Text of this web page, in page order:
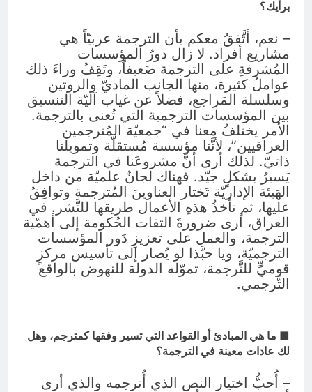
برأيك؟
– نعم، أتَّفقُ معكم بأن الترجمة عربيّاً هي
مشاريع أفراد. لا زال دورُ المؤسسات
المُشرفةِ على الترجمة ضَعيفاً، وتَقِفُ وراءَ ذلك
عواملُ كثيرة، منها الجانب الماديّ والروتين
وسلسلة المَراجع، فضلاً عن غياب آليّة التنسيق
بين المؤسسات الترجمية التي تُعنى بالترجمة.
الأمر يختلفُ معنا في “جمعيّة المُترجمين
العراقيين”، لأنَّنا مؤسسة مُستقلّة وتمويلنا
ذاتيّ. لذلك أرى أنَّ مشروعَنا في الترجمة
يَسيرُ بشكلٍ جيّد. فهناك لجانٌ علميّة من داخل
الهَيئة الإداريّة تَختار العناوينَ المُترجمة وتوافِقُ
عليها، ثم تأخذُ هذهِ الأعمال طريقها للنَّشر. في
العراق، أرى ضرورةَ التفات الحُكومة إلى أهمّية
الترجمة، والعمل على تعزيزِ دَور المؤسسات
الترجميّة، ويا حبَّذا لو يُصار إلى تأسيس مركزٍ
قوميٍّ للتَّرجمة، تموّله الدولة للنهوض بالواقع
التَّرجمي.
■ ما هي المبادئ أو القواعد التي تسير وفقها كمترجم، وهل
لك عادات معينة في الترجمة؟
– أُحبُّ اختيار النص الذي أُترجمه والذي أرى